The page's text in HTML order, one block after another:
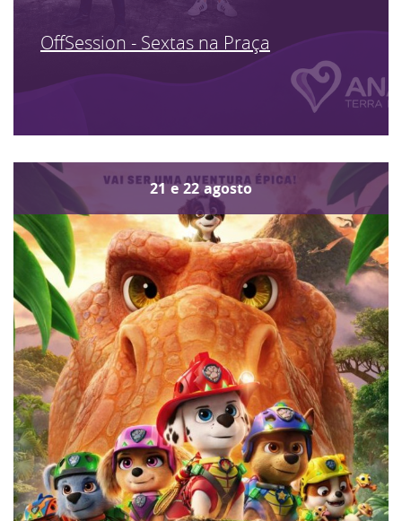
OffSession - Sextas na Praça
21 e 22 agosto